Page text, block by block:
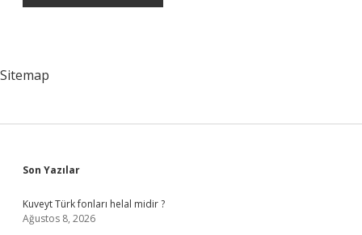
Sitemap
Sidebar
Son Yazılar
Kuveyt Türk fonları helal midir ?
Ağustos 8, 2026